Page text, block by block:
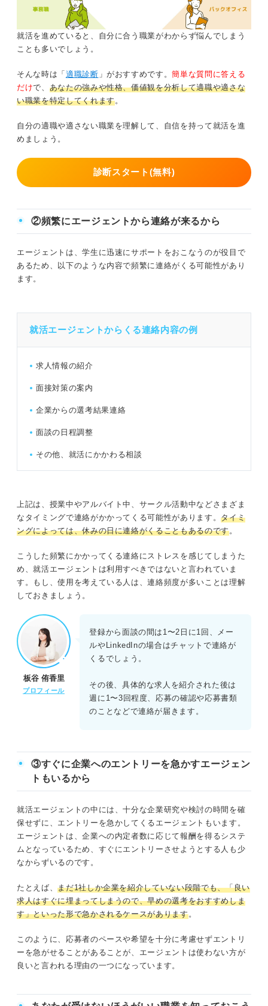
就活を進めていると、自分に合う職業がわからず悩んでしまう
ことも多いでしょう。
そんな時は「 適職診断 」がおすすめです。簡単な質問に答える
だけで、 あなたの強みや性格、価値観を分析して適職や適さな
い職業を特定してくれます。
自分の適職や適さない職業を理解して、自信を持って就活を進
めましょう。
診断スタート(無料)
②頻繁にエージェントから連絡が来るから
エージェントは、学生に迅速にサポートをおこなうのが役目で
あるため、以下のような内容で頻繁に連絡がくる可能性があり
ます。
就活エージェントからくる連絡内容の例
求人情報の紹介
面接対策の案内
企業からの選考結果連絡
面談の日程調整
その他、就活にかかわる相談
上記は、授業中やアルバイト中、サークル活動中などさまざま
なタイミングで連絡がかかってくる可能性があります。タイミ
ングによっては、休みの日に連絡がくることもあるのです。
こうした頻繁にかかってくる連絡にストレスを感じてしまうた
め、就活エージェントは利用すべきではないと言われていま
す。もし、使用を考えている人は、連絡頻度が多いことは理解
しておきましょう。
板谷 侑香里
プロフィール
登録から面談の間は1〜2日に1回、メー
ルやLinkedInの場合はチャットで連絡が
くるでしょう。
その後、具体的な求人を紹介された後は
週に1〜3回程度、応募の確認や応募書類
のことなどで連絡が届きます。
③すぐに企業へのエントリーを急かすエージェン
トもいるから
就活エージェントの中には、十分な企業研究や検討の時間を確
保せずに、エントリーを急かしてくるエージェントもいます。
エージェントは、企業への内定者数に応じて報酬を得るシステ
ムとなっているため、すぐにエントリーさせようとする人も少
なからずいるのです。
たとえば、まだ1社しか企業を紹介していない段階でも、「良い
求人はすぐに埋まってしまうので、早めの選考をおすすめしま
す」といった形で急かされるケースがあります。
このように、応募者のペースや希望を十分に考慮せずエントリ
ーを急がせることがあることが、エージェントは使わない方が
良いと言われる理由の一つになっています。